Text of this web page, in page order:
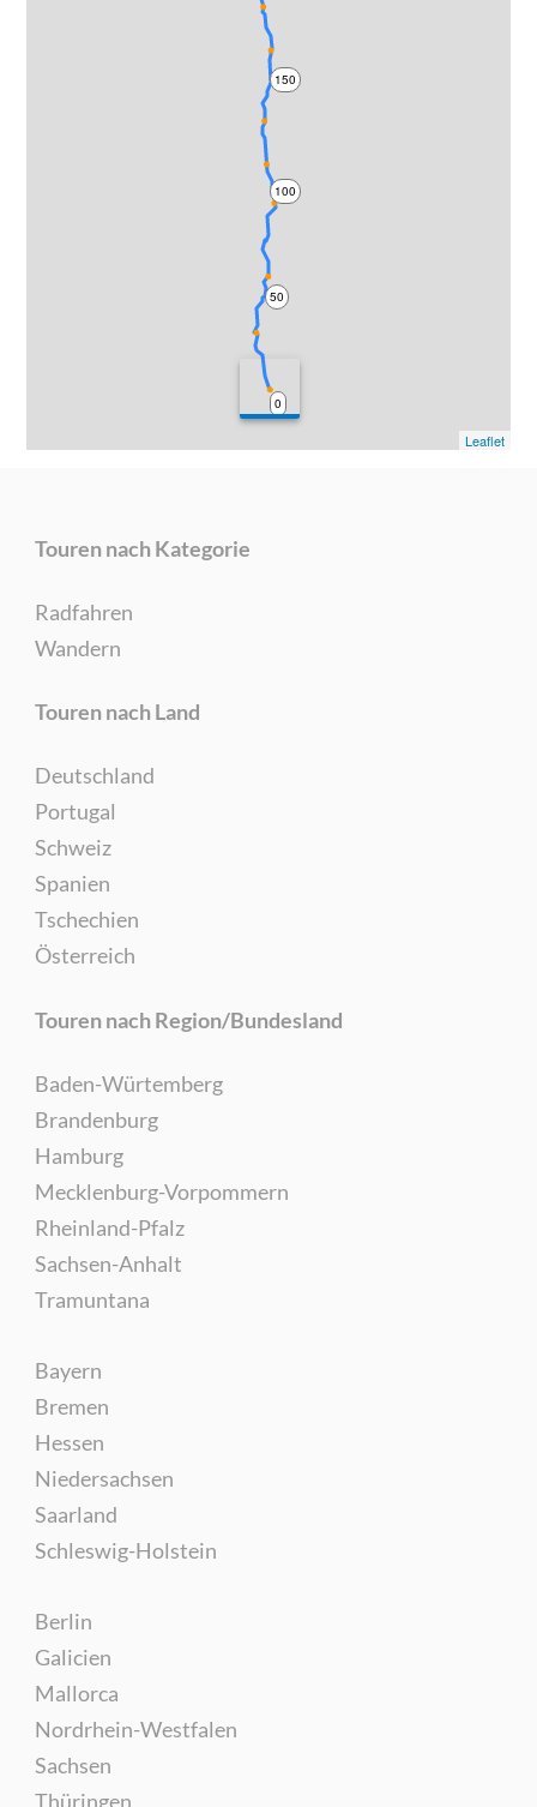
0
50
100
150
Leaflet
Touren nach Kategorie
Radfahren
Wandern
Touren nach Land
Deutschland
Portugal
Schweiz
Spanien
Tschechien
Österreich
Touren nach Region/Bundesland
Baden-Würtemberg
Brandenburg
Hamburg
Mecklenburg-Vorpommern
Rheinland-Pfalz
Sachsen-Anhalt
Tramuntana
Bayern
Bremen
Hessen
Niedersachsen
Saarland
Schleswig-Holstein
Berlin
Galicien
Mallorca
Nordrhein-Westfalen
Sachsen
Thüringen